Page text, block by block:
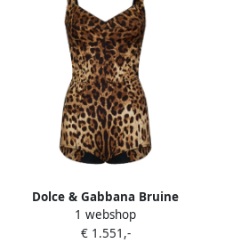
Dolce & Gabbana Bruine
Luipaard Zijden Mouwloze
Bodysuit Jurk Brown Dames
1 webshop
€ 1.551,-